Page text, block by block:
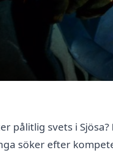
pålitlig svets i Sjösa?
söker efter